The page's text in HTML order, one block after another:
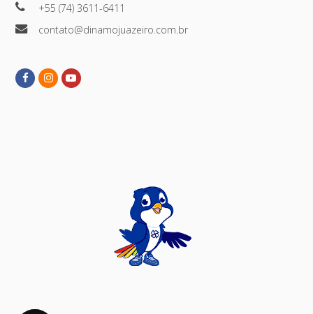
+55 (74) 3611-6411
contato@dinamojuazeiro.com.br
FacebookInstagramYoutube